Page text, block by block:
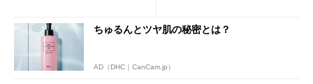
ちゅるんとツヤ肌の秘密とは？
AD（DHC｜CanCam.jp）